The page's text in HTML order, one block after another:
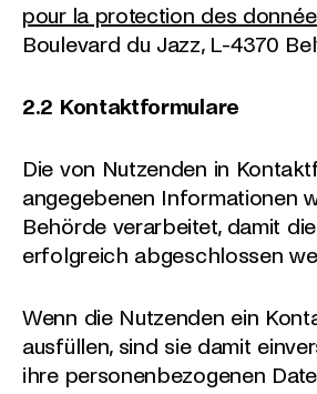
pour la protection des
Boulevard du Jazz, L-4370
2.2 Kontaktformulare
Die von Nutzenden in
angegebenen Informationen
Behörde verarbeitet, damit
erfolgreich abgeschlossen
Wenn die Nutzenden ein
ausfüllen, sind sie damit
ihre personenbezogenen